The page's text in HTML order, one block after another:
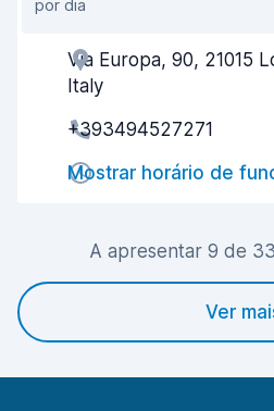
Facilidade em encontrar
Eficiência dos agentes
Estado do carro
por dia
Via Europa, 90, 21015
Italy
+393494527271
Mostrar horário de
A apresentar 9 de
Ver